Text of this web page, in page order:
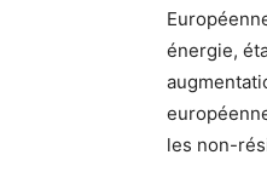
énergie,
les non-